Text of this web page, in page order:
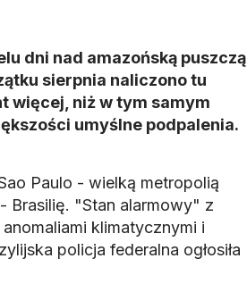
dni nad amazońską puszczą
sierpnia naliczono tu
więcej, niż w tym samym
umyślne podpalenia.
Paulo - wielką metropolią
Brasilię. "Stan alarmowy" z
klimatycznymi i
policja federalna ogłosiła